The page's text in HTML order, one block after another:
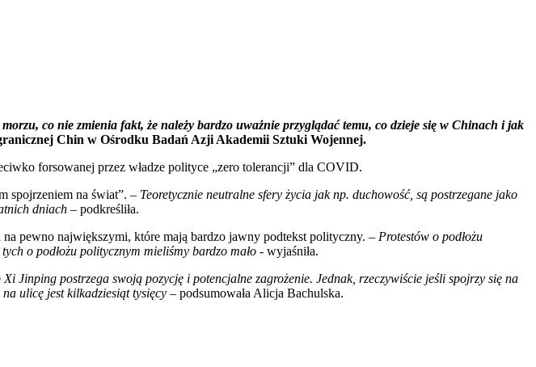
co nie zmienia fakt, że należy bardzo uważnie przyglądać temu, co dzieje się w Chinach i jak
Chin w Ośrodku Badań Azji Akademii Sztuki Wojennej.
forsowanej przez władze polityce „zero tolerancji” dla COVID.
spojrzeniem na świat”. – Teoretycznie neutralne sfery życia jak np. duchowość, są postrzegane jako
dniach – podkreśliła.
pewno największymi, które mają bardzo jawny podtekst polityczny. – Protestów o podłożu
o podłożu politycznym mieliśmy bardzo mało - wyjaśniła.
Jinping postrzega swoją pozycję i potencjalne zagrożenie. Jednak, rzeczywiście jeśli spojrzy się na
ulicę jest kilkadziesiąt tysięcy – podsumowała Alicja Bachulska.